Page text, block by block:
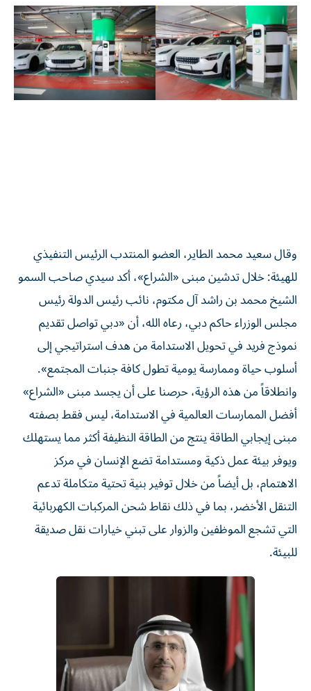
وقال سعيد محمد الطاير، العضو المنتدب الرئيس التنفيذي
للهيئة: خلال تدشين مبنى «الشراع»، أكد سيدي صاحب السمو
الشيخ محمد بن راشد آل مكتوم، نائب رئيس الدولة رئيس
مجلس الوزراء حاكم دبي، رعاه الله، أن «دبي تواصل تقديم
نموذج فريد في تحويل الاستدامة من هدف استراتيجي إلى
أسلوب حياة وممارسة يومية تطول كافة جنبات المجتمع».
وانطلاقاً من هذه الرؤية، حرصنا على أن يجسد مبنى «الشراع»
أفضل الممارسات العالمية في الاستدامة، ليس فقط بصفته
مبنى إيجابي الطاقة ينتج من الطاقة النظيفة أكثر مما يستهلك
ويوفر بيئة عمل ذكية ومستدامة تضع الإنسان في مركز
الاهتمام، بل أيضاً من خلال توفير بنية تحتية متكاملة تدعم
التنقل الأخضر، بما في ذلك نقاط شحن المركبات الكهربائية
التي تشجع الموظفين والزوار على تبني خيارات نقل صديقة
للبيئة.